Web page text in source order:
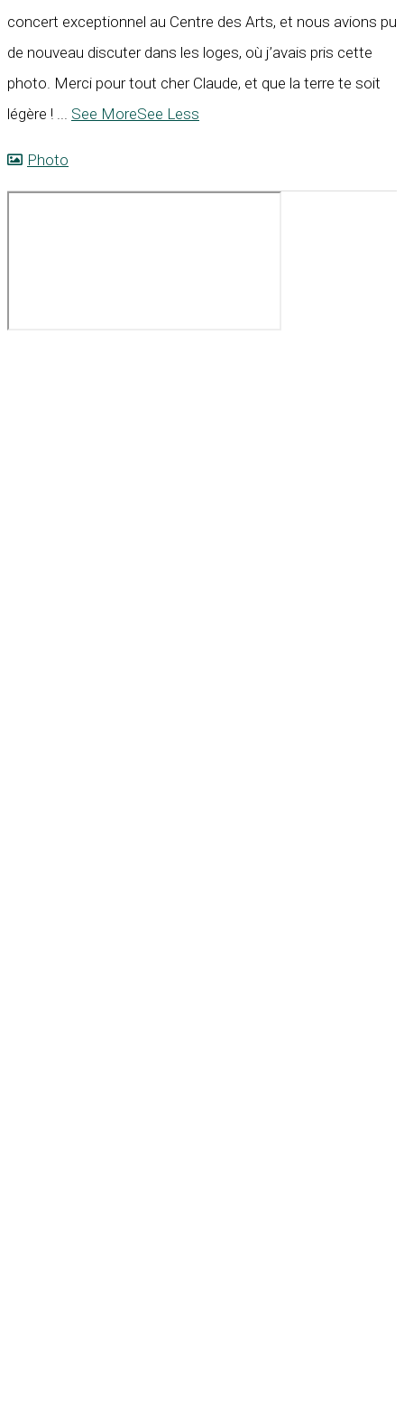
concert exceptionnel au Centre des Arts, et nous avions pu
de nouveau discuter dans les loges, où j’avais pris cette
photo. Merci pour tout cher Claude, et que la terre te soit
légère ! ... See MoreSee Less
Photo